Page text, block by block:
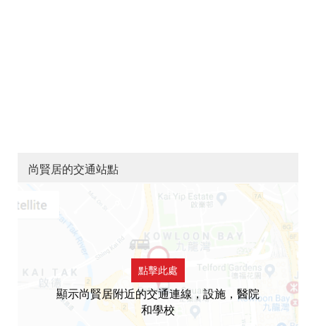
尚賢居的交通站點
點擊此處
顯示尚賢居附近的交通連線，設施，醫院
和學校